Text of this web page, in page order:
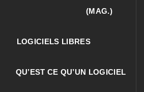
(MAG.)
LOGICIELS LIBRES
QU’EST CE QU’UN LOGICIEL